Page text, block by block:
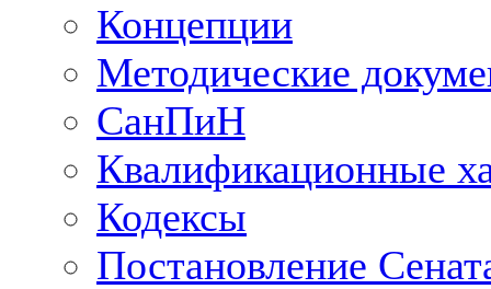
Концепции
Методические
СанПиН
Квалификационные
Кодексы
Постановление